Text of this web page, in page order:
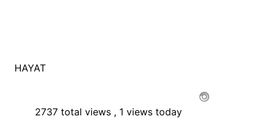
HAYAT
2737 total views , 1 views today